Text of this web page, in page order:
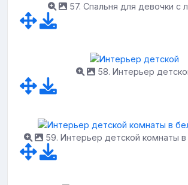
57. Спальня для девочки с
58. Интерьер
59. Интерьер детской комнаты